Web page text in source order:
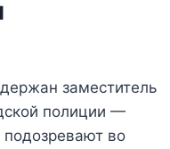
заместитель
полиции —
во